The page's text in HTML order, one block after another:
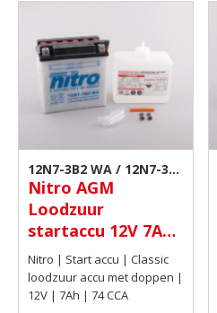
12N7-3B2 WA / 12N7-3B2
| Motor accu
Nitro AGM
Loodzuur
startaccu 12V 7Ah
74 CCA
Nitro | Start accu | Classic
loodzuur accu met doppen |
12V | 7Ah | 74 CCA